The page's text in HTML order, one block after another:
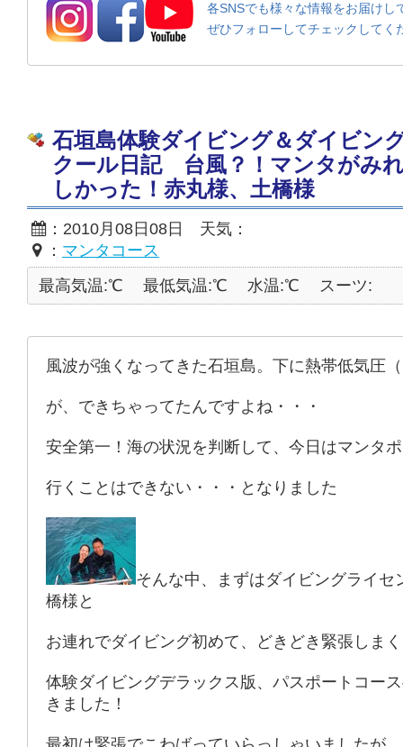
各SNSでも様々な情報をお届けし
ぜひフォローしてチェックしてく
石垣島体験ダイビング＆ダイビン
クール日記 台風？！マンタがみ
しかった！赤丸様、土橋様
：2010月08日08日 天気：
： マンタコース
最高気温:℃
最低気温:℃ 水温:℃ スーツ:
風波が強くなってきた石垣島。下に熱帯低気圧
が、できちゃってたんですよね・・・
安全第一！海の状況を判断して、今日はマンタ
行くことはできない・・・となりました
そんな中、まずはダイビングライセ
橋様と
お連れでダイビング初めて、どきどき緊張しま
体験ダイビングデラックス版、パスポートコー
きました！